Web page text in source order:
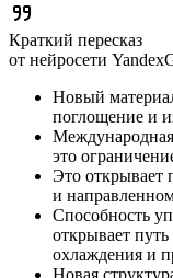
Краткий пересказ
от нейросети
Новый
поглощение и
это
Это открывает
и
Способность
открывает
охлаждения и
Новая